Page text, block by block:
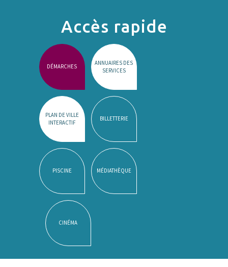
Accès rapide
DÉMARCHES
ANNUAIRES DES
SERVICES
PLAN DE VILLE
INTERACTIF
BILLETTERIE
PISCINE MÉDIATHÈQUE
CINÉMA